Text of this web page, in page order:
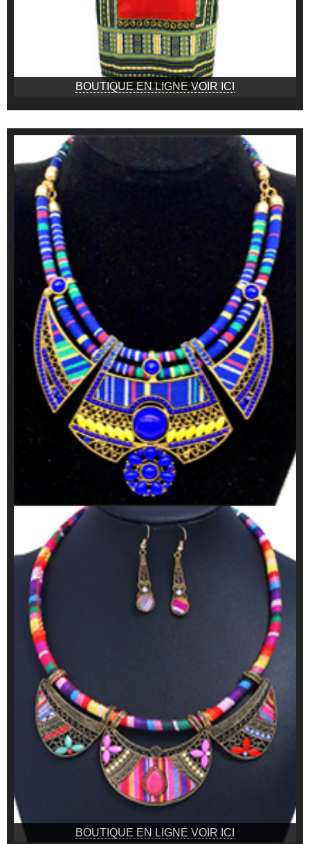
BOUTIQUE EN LIGNE VOIR ICI
BOUTIQUE EN LIGNE VOIR ICI